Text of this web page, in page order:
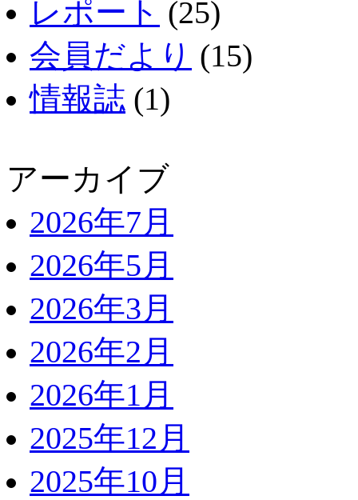
レポート (25)
会員だより (15)
情報誌 (1)
アーカイブ
2026年7月
2026年5月
2026年3月
2026年2月
2026年1月
2025年12月
2025年10月